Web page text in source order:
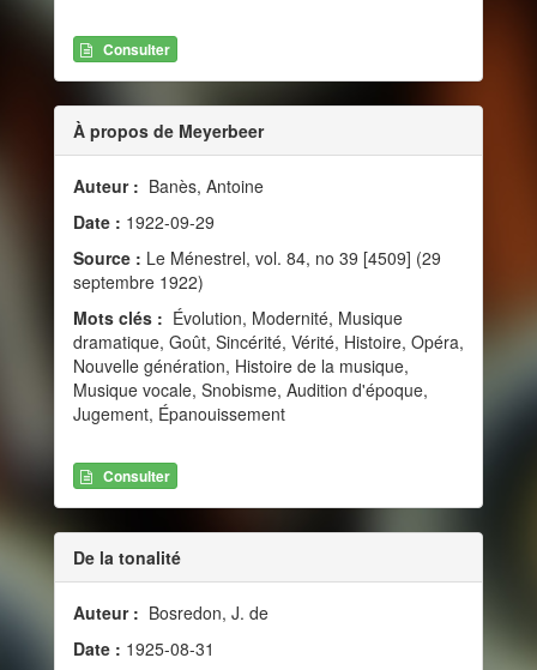
Consulter
À propos de Meyerbeer
Auteur : Banès, Antoine
Date : 1922-09-29
Source : Le Ménestrel, vol. 84, no 39 [4509] (29
septembre 1922)
Mots clés : Évolution, Modernité, Musique
dramatique, Goût, Sincérité, Vérité, Histoire, Opéra,
Nouvelle génération, Histoire de la musique,
Musique vocale, Snobisme, Audition d'époque,
Jugement, Épanouissement
Consulter
De la tonalité
Auteur : Bosredon, J. de
Date : 1925-08-31